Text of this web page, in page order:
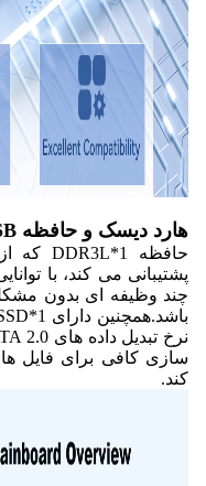
هارد دیسک و حافظه 8USB بدون فن
چند وظیفه ای بدون
سازی کافی برای فایل
کند.